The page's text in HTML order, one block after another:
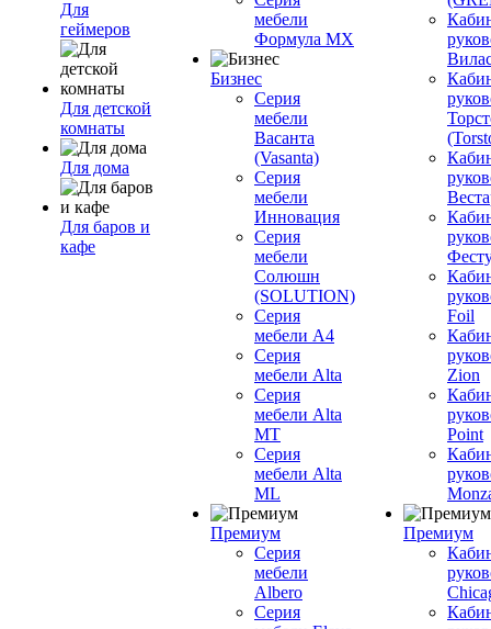
Для
геймеров
Для детской
комнаты
Для дома
Для баров и
кафе
мебели
Формула МХ
Бизнес
Серия
мебели
Васанта
(Vasanta)
Серия
мебели
Инновация
Серия
мебели
Солюшн
(SOLUTION)
Серия
мебели A4
Серия
мебели Alta
Серия
мебели Alta
MT
Серия
мебели Alta
ML
Премиум
Серия
мебели
Albero
Серия
Foil
Zion
Point
Премиум